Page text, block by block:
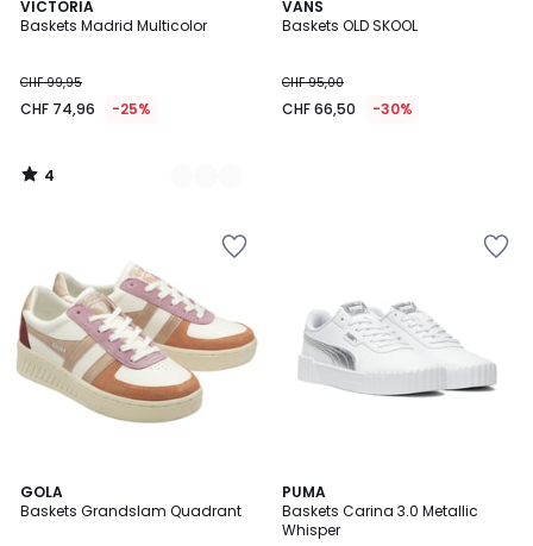
VICTORIA
Baskets Madrid Multicolor
CHF 99,95
CHF 74,96 -25%
4
/
2
Couleurs
4
/
VANS
Baskets OLD SKOOL
CHF 95,00
CHF 66,50 -30%
GOLA
Baskets Grandslam Quadrant
1,5
/
2
Couleurs
PUMA
Baskets Carina 3.0 Metallic
Whisper